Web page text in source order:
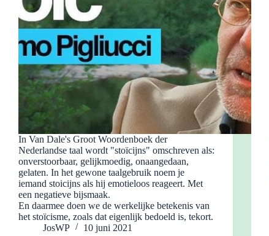
In Van Dale's Groot Woordenboek der
Nederlandse taal wordt "stoïcijns" omschreven als:
onverstoorbaar, gelijkmoedig, onaangedaan,
gelaten. In het gewone taalgebruik noem je
iemand stoicijns als hij emotieloos reageert. Met
een negatieve bijsmaak.
En daarmee doen we de werkelijke betekenis van
het stoïcisme, zoals dat eigenlijk bedoeld is, tekort.
JosWP
10 juni 2021